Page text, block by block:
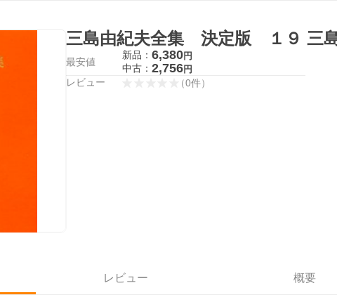
三島由紀夫全集 決定版 １９ 三
最安値
新品： 6,380円
中古： 2,756円
レビュー （0件）
レビュー 概要